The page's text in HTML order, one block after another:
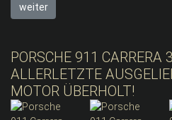
weiter
PORSCHE 911 CARRERA
ALLERLETZTE
MOTOR ÜBERHOLT!